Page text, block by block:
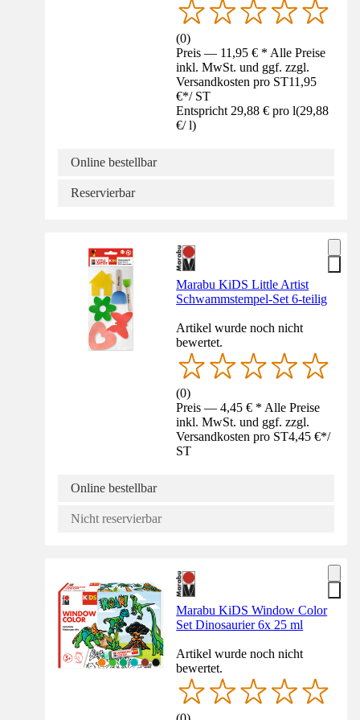
(0)
Preis — 11,95 € * Alle Preise
inkl. MwSt. und ggf. zzgl.
Versandkosten pro ST11,95
€*/ ST
Entspricht 29,88 € pro l(29,88
€/ l)
Online bestellbar
Reservierbar
Marabu KiDS Little Artist
Schwammstempel-Set 6-teilig
Artikel wurde noch nicht
bewertet.
(0)
Preis — 4,45 € * Alle Preise
inkl. MwSt. und ggf. zzgl.
Versandkosten pro ST4,45 €*/
ST
Online bestellbar
Nicht reservierbar
Marabu KiDS Window Color
Set Dinosaurier 6x 25 ml
Artikel wurde noch nicht
bewertet.